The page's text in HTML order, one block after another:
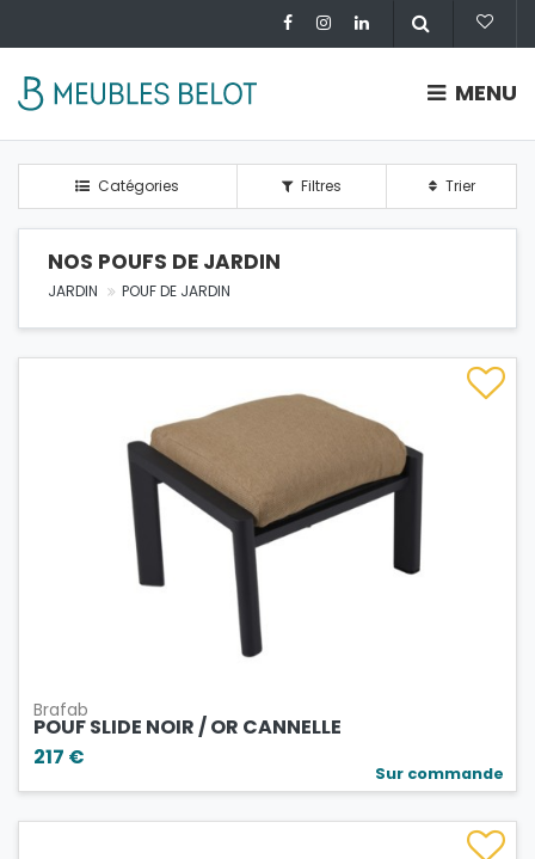
MENU
Catégories Filtres Trier
NOS POUFS DE JARDIN
JARDIN POUF DE JARDIN
Brafab
POUF SLIDE NOIR / OR CANNELLE
217 €
Sur commande